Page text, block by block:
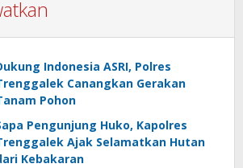
Indonesia ASRI, Polres
Canangkan Gerakan
Pohon
Pengunjung Huko, Kapolres
Ajak Selamatkan Hutan
Kebakaran